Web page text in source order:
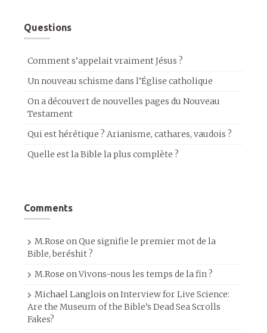
Questions
Comment s’appelait vraiment Jésus ?
Un nouveau schisme dans l’Église catholique
On a découvert de nouvelles pages du Nouveau
Testament
Qui est hérétique ? Arianisme, cathares, vaudois ?
Quelle est la Bible la plus complète ?
Comments
M.Rose onQue signifie le premier mot de la
Bible, beréshit ?
M.Rose onVivons-nous les temps de la fin ?
Michael Langlois onInterview for Live Science:
Are the Museum of the Bible’s Dead Sea Scrolls
Fakes?